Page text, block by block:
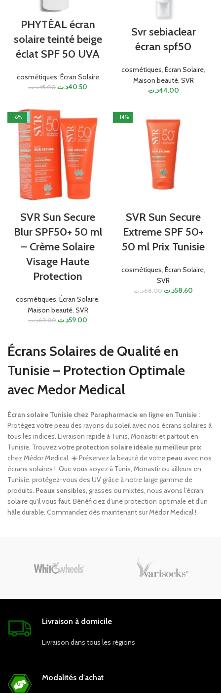
PHYTÉAL écran
solaire teinté beige
éclat SPF 50 UVA
cosmétiques, Écran Solaire
45.00د.ت 40.50د.ت
Svr sebiaclear
écran spf50
cosmétiques, Écran Solaire,
Maison beauté, SVR
44.00د.ت
-6%
SVR Sun Secure
Blur SPF50+ 50 ml
– Crème Solaire
Visage Haute
Protection
cosmétiques, Écran Solaire,
Maison beauté, SVR
63.00د.ت 59.00د.ت
-14%
SVR Sun Secure
Extreme SPF 50+
50 ml Prix Tunisie
cosmétiques, Écran Solaire,
SVR
68.00د.ت 58.60د.ت
Écrans Solaires de Qualité en
Tunisie – Protection Optimale
avec Medor Medical
Écran solaire Tunisie chez Parapharmacie en ligne en Tunisie :
Protégez votre peau des rayons du soleil avec nos écrans solaires à
tous les indices. Livraison rapide à Tunis, Monastir et partout en
Tunisie. Trouvez votre protection solaire idéale au meilleur prix
chez Médor Medical. ☀️ Préservez la beauté de votre peau avec nos
écrans solaires ! ️ Que vous soyez à Tunis, Monastir ou ailleurs en
Tunisie, protégez-vous des UV grâce à notre large gamme de
produits. Peaux sensibles, grasses ou mixtes, nous avons l'écran
solaire qu'il vous faut. Bénéficiez d'une protection optimale et d'un
hâle durable. Commandez dès maintenant sur Médor Medical !
Livraison à domicile
Livraison dans tous les régions
Modalités d'achat